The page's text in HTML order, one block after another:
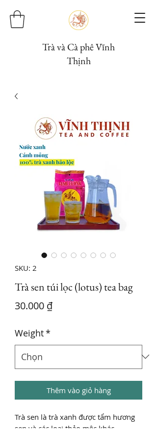
Trà và Cà phê Vĩnh
Thịnh
SKU: 2
Trà sen túi lọc (lotus) tea bag
30.000 ₫Giá
Weight*
Thêm vào giỏ hàng
Trà sen là trà xanh được tẩm hương
sen và các loại thảo mộc khác.